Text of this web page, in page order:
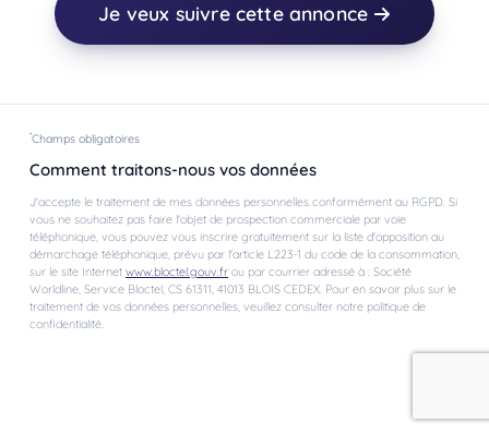
Je veux suivre cette annonce
*Champs obligatoires
Comment traitons-nous vos données
J'accepte le traitement de mes données personnelles conformément au RGPD. Si
vous ne souhaitez pas faire l'objet de prospection commerciale par voie
téléphonique, vous pouvez vous inscrire gratuitement sur la liste d'opposition au
démarchage téléphonique, prévu par l'article L223-1 du code de la consommation,
sur le site Internet www.bloctel.gouv.fr ou par courrier adressé à : Société
Worldline, Service Bloctel, CS 61311, 41013 BLOIS CEDEX. Pour en savoir plus sur le
traitement de vos données personnelles, veuillez consulter notre politique de
confidentialité.